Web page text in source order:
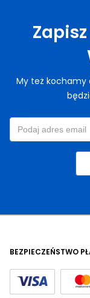
My też kochamy
BEZPIECZEŃSTWO